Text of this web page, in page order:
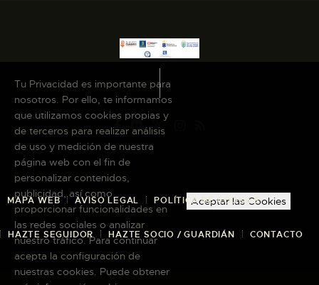
MAPA WEB AVISO LEGAL POLÍTICA DE COOKIES
HAZTE SEGUIDOR HAZTE SOCIO / GUARDIÁN CONTACTO
Tu Privacidad es importante para
nosotros. Por ello, te informamos
que utilizamos cookies propias y
de terceros para realizar análisis
de uso y medición de nuestra
página web con el fin de
personalizar contenidos,
publicidad, así como
proporcionar funcionalidades en
las redes sociales o analizar
nuestro tráfico. Para continuar
acepta la configuración de
nuestras cookies. Puede obtener
Aceptar las Cookies